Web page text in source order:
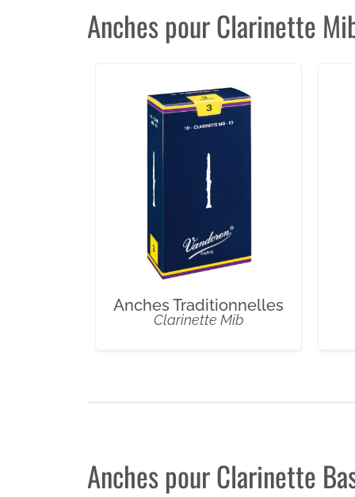
Anches pour Clarinette
Anches Traditionnelles
Clarinette Mib
Anches pour Clarinette